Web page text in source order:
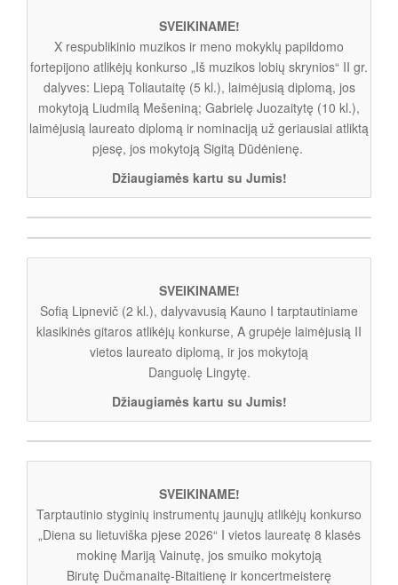
SVEIKINAME!
X respublikinio muzikos ir meno mokyklų papildomo
fortepijono atlikėjų konkurso „Iš muzikos lobių skrynios“ II gr.
dalyves: Liepą Toliautaitę (5 kl.), laimėjusią diplomą, jos
mokytoją Liudmilą Mešeniną; Gabrielę Juozaitytę (10 kl.),
laimėjusią laureato diplomą ir nominaciją už geriausiai atliktą
pjesę, jos mokytoją Sigitą Dūdėnienę.
Džiaugiamės kartu su Jumis!
SVEIKINAME!
Sofią Lipnevič (2 kl.), dalyvavusią Kauno I tarptautiniame
klasikinės gitaros atlikėjų konkurse, A grupėje laimėjusią II
vietos laureato diplomą, ir jos mokytoją
Danguolę Lingytę.
Džiaugiamės kartu su Jumis!
SVEIKINAME!
Tarptautinio styginių instrumentų jaunųjų atlikėjų konkurso
„Diena su lietuviška pjese 2026“ I vietos laureatę 8 klasės
mokinę Mariją Vainutę, jos smuiko mokytoją
Birutę Dučmanaitę-Bitaitienę ir koncertmeisterę